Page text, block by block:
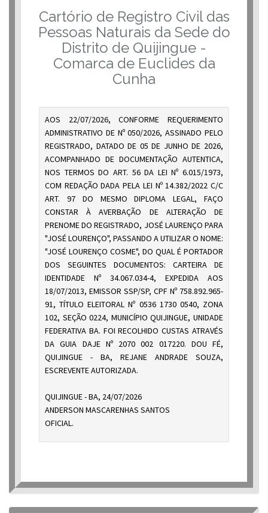
Cartório de Registro Civil das
Pessoas Naturais da Sede do
Distrito de Quijingue -
Comarca de Euclides da
Cunha
AOS 22/07/2026, CONFORME REQUERIMENTO
ADMINISTRATIVO DE Nº 050/2026, ASSINADO PELO
REGISTRADO, DATADO DE 05 DE JUNHO DE 2026,
ACOMPANHADO DE DOCUMENTAÇÃO AUTENTICA,
NOS TERMOS DO ART. 56 DA LEI Nº 6.015/1973,
COM REDAÇÃO DADA PELA LEI Nº 14.382/2022 C/C
ART. 97 DO MESMO DIPLOMA LEGAL, FAÇO
CONSTAR À AVERBAÇÃO DE ALTERAÇÃO DE
PRENOME DO REGISTRADO, JOSÉ LAURENÇO PARA
"JOSÉ LOURENÇO", PASSANDO A UTILIZAR O NOME:
"JOSÉ LOURENÇO COSME", DO QUAL É PORTADOR
DOS SEGUINTES DOCUMENTOS: CARTEIRA DE
IDENTIDADE Nº 34.067.034-4, EXPEDIDA AOS
18/07/2013, EMISSOR SSP/SP, CPF Nº 758.892.965-
91, TÍTULO ELEITORAL Nº 0536 1730 0540, ZONA
102, SEÇÃO 0224, MUNICÍPIO QUIJINGUE, UNIDADE
FEDERATIVA BA. FOI RECOLHIDO CUSTAS ATRAVÉS
DA GUIA DAJE Nº 2070 002 017220. DOU FÉ,
QUIJINGUE - BA, REJANE ANDRADE SOUZA,
ESCREVENTE AUTORIZADA.
QUIJINGUE - BA, 24/07/2026
ANDERSON MASCARENHAS SANTOS
OFICIAL.